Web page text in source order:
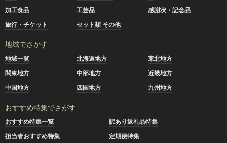
加工食品
工芸品
感謝状・記念品
旅行・チケット
セット類 その他
地域でさがす
地域一覧 北海道地方
東北地方
関東地方
中部地方
近畿地方
中国地方
四国地方 九州地方
おすすめ特集でさがす
おすすめ特集一覧
訳あり返礼品特集
担当者おすすめ特集
定期便特集